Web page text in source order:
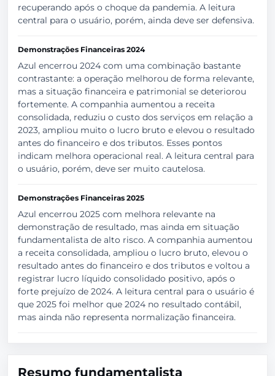
recuperando após o choque da pandemia. A leitura
central para o usuário, porém, ainda deve ser defensiva.
Demonstrações Financeiras 2024
Azul encerrou 2024 com uma combinação bastante
contrastante: a operação melhorou de forma relevante,
mas a situação financeira e patrimonial se deteriorou
fortemente. A companhia aumentou a receita
consolidada, reduziu o custo dos serviços em relação a
2023, ampliou muito o lucro bruto e elevou o resultado
antes do financeiro e dos tributos. Esses pontos
indicam melhora operacional real. A leitura central para
o usuário, porém, deve ser muito cautelosa.
Demonstrações Financeiras 2025
Azul encerrou 2025 com melhora relevante na
demonstração de resultado, mas ainda em situação
fundamentalista de alto risco. A companhia aumentou
a receita consolidada, ampliou o lucro bruto, elevou o
resultado antes do financeiro e dos tributos e voltou a
registrar lucro líquido consolidado positivo, após o
forte prejuízo de 2024. A leitura central para o usuário é
que 2025 foi melhor que 2024 no resultado contábil,
mas ainda não representa normalização financeira.
Resumo fundamentalista